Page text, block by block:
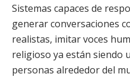
Sistemas capaces de
generar conversaciones
realistas, imitar voces
religioso ya están siendo
personas alrededor del